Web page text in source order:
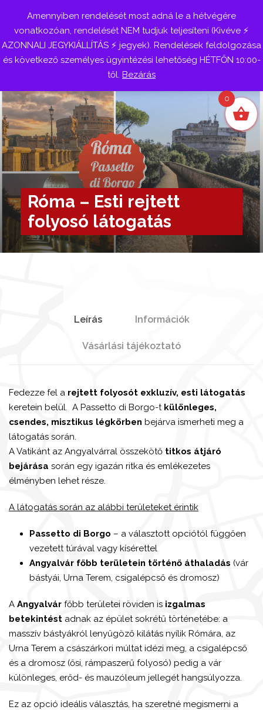
Belépés
Róma – Esti rejtett
folyosó látogatás
Leírás Információk
Vásárlási tájékoztató
Fedezze fel a rejtett folyosót exkluzív, esti látogatás
keretein belül. A Passetto di Borgo-t különleges,
csendes, misztikus légkörben bejárva ismerheti meg a
látogatás során.
A Vatikánt az Angyalvárral összekötő titkos átjáró
bejárása során egy igazán ritka és emlékezetes
élményben lehet része.
A látogatás során az alábbi területeket érintik
Passetto di Borgo – a választott opciótól függően
vezetett túrával vagy kísérettel
Angyalvár főbb területein történő áthaladás (vár
bástyái, Urna Terem, csigalépcső és dromosz)
A Angyalvár főbb területei röviden is izgalmas
betekintést adnak az épület sokrétű történetébe: a
masszív bástyákról lenyűgöző kilátás nyílik Rómára, az
Urna Terem a császárkori múltat idézi meg, a csigalépcső
és a dromosz (ősi, rámpaszerű folyosó) pedig a vár
különleges, erőd- és mauzóleum jellegét hangsúlyozza.
Ez az opció ideális választás, ha szeretné megismerni a
Amennyiben rendelését most adná le a hétvégére
vonatkozóan, rendelését NEM tudjuk teljesíteni (Kivéve ⚡
AZONNALI JEGYKIÁLLÍTÁS ⚡ jegyek). Rendelések feldolgozása
és következő személyes ügyintézési lehetőség HÉTFŐN 10:00-
től. Bezárás
0